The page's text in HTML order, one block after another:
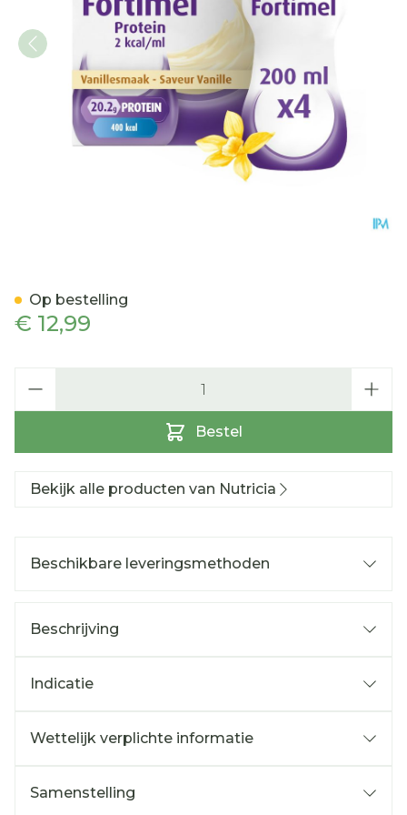
€ 12,99
Bestel
Op bestelling
Bekijk alle producten van Nutricia
Beschikbare leveringsmethoden
Beschrijving
Indicatie
Wettelijk verplichte informatie
Samenstelling